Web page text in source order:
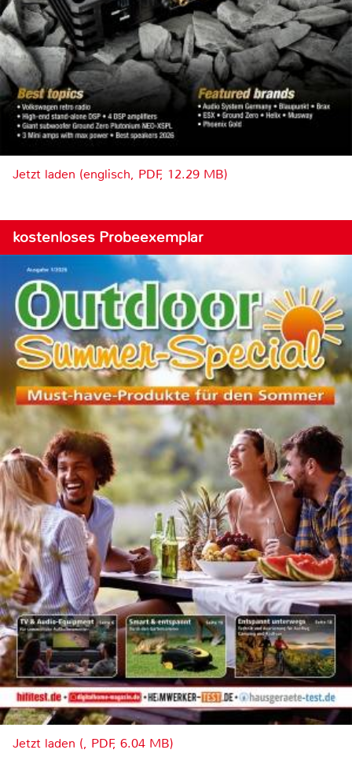
Jetzt laden (englisch, PDF, 12.29 MB)
kostenloses Probeexemplar
Jetzt laden (, PDF, 6.04 MB)